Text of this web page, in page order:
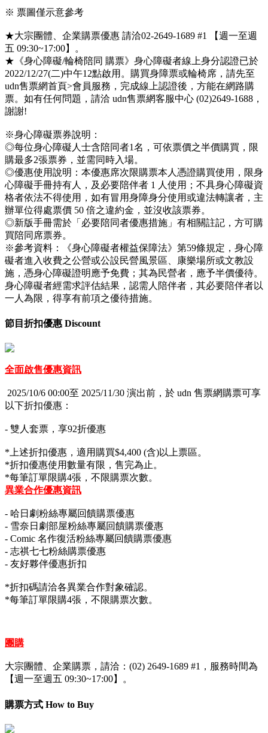
※ 票圖僅示意參考
★大宗團體、企業購票優惠 請洽02-2649-1689 #1 【週一至週
五 09:30~17:00】。
​★《身心障礙/輪椅陪同 購票》身心障礙者線上身分認證已於
2022/12/27(二)中午12點啟用。購買身障票或輪椅席，請先至
udn售票網首頁>會員服務，完成線上認證後，方能在網路購
票。​如有任何問題，請洽 udn售票網客服中心 (02)2649-1688，
謝謝!
※身心障礙票券說明：
◎每位身心障礙人士含陪同者1名，可依票價之半價購買，限
購最多2張票券，並需同時入場。
​◎優惠使用說明：本優惠席次限購票本人憑證購買使用，限身
心障礙手冊持有人，及必要陪伴者 1 人使用；不具身心障礙資
格者依法不得使用，如有冒用身障身分使用或違法轉讓者，主
辦單位得處票價 50 倍之違約金，並沒收該票券。
​◎新版手冊需於「必要陪同者優惠措施」有相關註記，方可購
買陪同席票券。
※參考資料：《身心障礙者權益保障法》第59條規定，身心障
礙者進入收費之公營或公設民營風景區、康樂場所或文教設
施，憑身心障礙證明應予免費；其為民營者，應予半價優待。
身心障礙者經需求評估結果，認需人陪伴者，其必要陪伴者以
一人為限，得享有前項之優待措施。
節目折扣優惠 Discount
全面啟售優惠資訊
2025/10/6 00:00至 2025/11/30 演出前，於 udn 售票網購票可享
以下折扣優惠：
- 雙人套票，享92折優惠
*上述折扣優惠，適用購買$4,400 (含)以上票區。
*折扣優惠使用數量有限，售完為止。
*每筆訂單限購4張，不限購票次數。
異業合作優惠資訊
- 哈日劇粉絲專屬回饋購票優惠
- 雪奈日劇部屋粉絲專屬回饋購票優惠
- Comic 名作復活粉絲專屬回饋購票優惠
- 志祺七七粉絲購票優惠
- 友好夥伴優惠折扣
*折扣碼請洽各異業合作對象確認。
*每筆訂單限購4張，不限購票次數。
團購
大宗團體、企業購票，請洽：(02) 2649-1689 #1，服務時間為
【週一至週五 09:30~17:00】。
購票方式 How to Buy